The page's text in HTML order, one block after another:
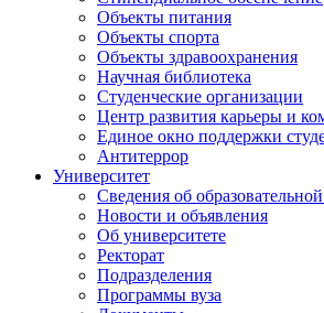
Объекты питания
Объекты спорта
Объекты здравоохранения
Научная библиотека
Студенческие организации
Центр развития карьеры и
Единое окно поддержки
Антитеррор
Университет
Сведения об
Новости и объявления
Об университете
Ректорат
Подразделения
Программы вуза